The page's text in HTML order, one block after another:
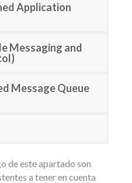
Application
Messaging and
Message Queue
de este apartado son
a tener en cuenta